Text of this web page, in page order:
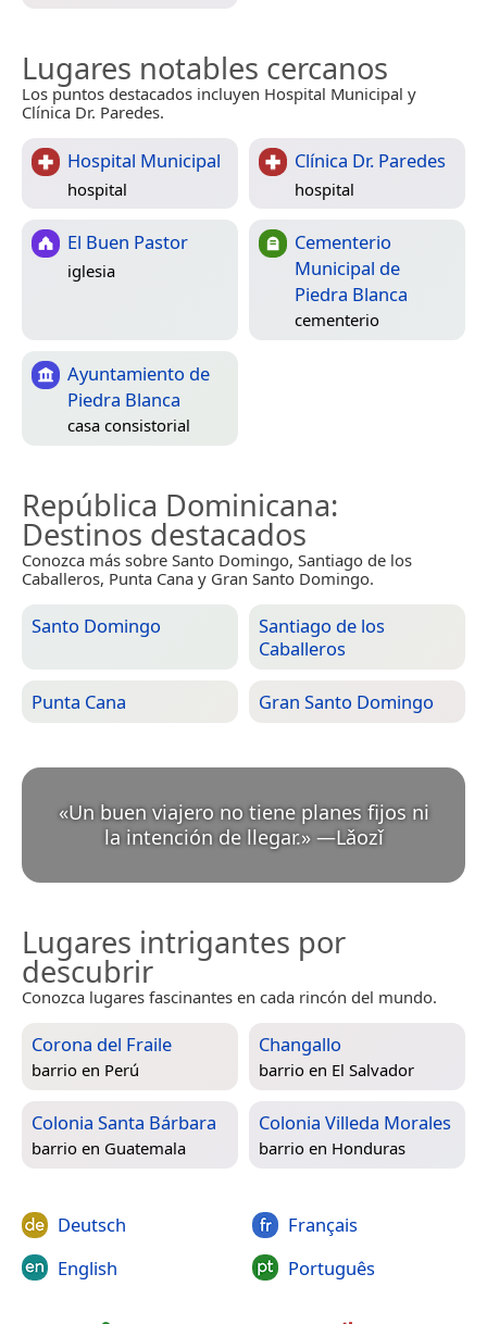
Lugares notables cercanos
Los puntos destacados incluyen Hospital Municipal y
Clínica Dr. Paredes.
Hospital Municipal
hospital
Clínica Dr. Paredes
hospital
El Buen Pastor
iglesia
Cementerio
Municipal de
Piedra Blanca
cementerio
Ayuntamiento de
Piedra Blanca
casa consistorial
República Dominicana:
Destinos destacados
Conozca más sobre Santo Domingo, Santiago de los
Caballeros, Punta Cana y Gran Santo Domingo.
Santo Domingo
Santiago de los
Caballeros
Punta Cana Gran Santo Domingo
«Un buen viajero no tiene planes fijos ni
la intención de llegar.» —Lǎozǐ
Lugares intrigantes por
descubrir
Conozca lugares fascinantes en cada rincón del mundo.
Corona del Fraile
barrio en Perú
Changallo
barrio en El Salvador
Colonia Santa Bárbara
barrio en Guatemala
Colonia Villeda Morales
barrio en Honduras
Deutsch
English
Français
Português